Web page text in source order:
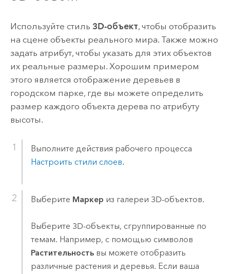
Используйте стиль 3D-объект, чтобы отобразить
на сцене объекты реального мира. Также можно
задать атрибут, чтобы указать для этих объектов
их реальные размеры. Хорошим примером
этого является отображение деревьев в
городском парке, где вы можете определить
размер каждого объекта дерева по атрибуту
высоты.
Выполните действия рабочего процесса
Настроить стили слоев.
Выберите Маркер из галереи 3D-объектов.
Выберите 3D-объекты, сгруппированные по
темам. Например, с помощью символов
Растительностьвы можете отобразить
различные растения и деревья. Если ваша